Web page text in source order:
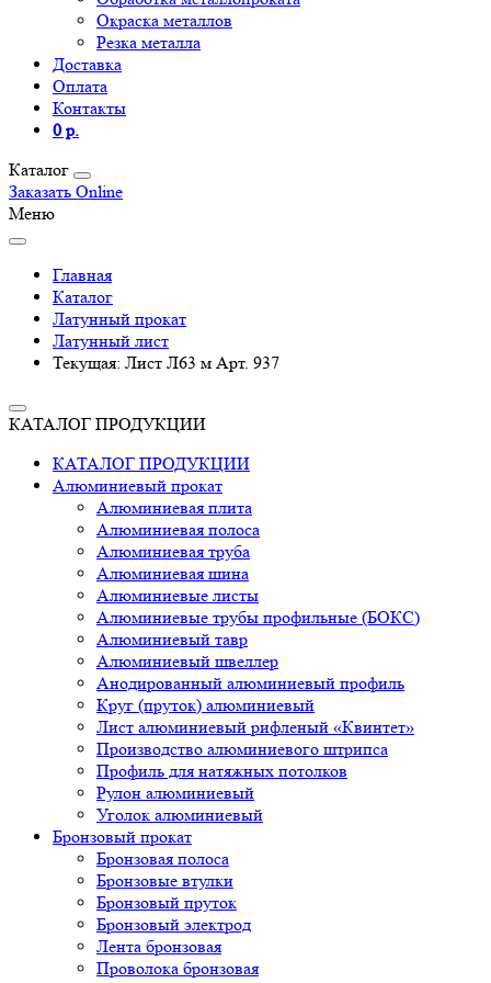
Окраска металлов
Резка металла
Доставка
Оплата
Контакты
0 р.
Каталог
Заказать Online
Меню
Главная
Каталог
Латунный прокат
Латунный лист
Текущая: Лист Л63 м Арт. 937
КАТАЛОГ ПРОДУКЦИИ
КАТАЛОГ ПРОДУКЦИИ
Алюминиевый прокат
Алюминиевая плита
Алюминиевая полоса
Алюминиевая труба
Алюминиевая шина
Алюминиевые листы
Алюминиевые трубы профильные (БОКС)
Алюминиевый тавр
Алюминиевый швеллер
Анодированный алюминиевый профиль
Круг (пруток) алюминиевый
Лист алюминиевый рифленый «Квинтет»
Производство алюминиевого штрипса
Профиль для натяжных потолков
Рулон алюминиевый
Уголок алюминиевый
Бронзовый прокат
Бронзовая полоса
Бронзовые втулки
Бронзовый пруток
Бронзовый электрод
Лента бронзовая
Проволока бронзовая